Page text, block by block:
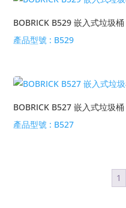
BOBRICK B529 嵌入式垃圾桶
產品型號 : B529
BOBRICK B527 嵌入式垃圾桶
產品型號 : B527
1